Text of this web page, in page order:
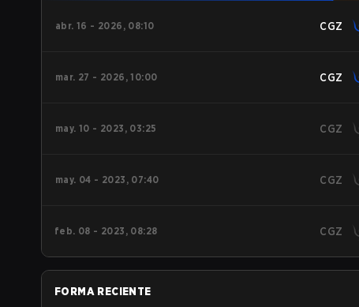
abr. 16 - 2026, 08:10 CGZ
mar. 27 - 2026, 10:00 CGZ
may. 10 - 2023, 03:25 CGZ
may. 04 - 2023, 07:40 CGZ
feb. 08 - 2023, 08:28 CGZ
FORMA RECIENTE